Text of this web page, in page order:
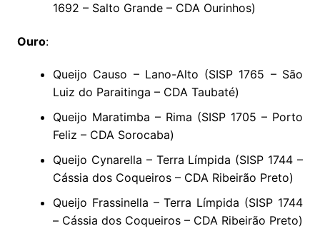
1692 – Salto Grande – CDA Ourinhos)
Ouro:
Queijo Causo – Lano-Alto (SISP 1765 – São
Luiz do Paraitinga – CDA Taubaté)
Queijo Maratimba – Rima (SISP 1705 – Porto
Feliz – CDA Sorocaba)
Queijo Cynarella – Terra Límpida (SISP 1744 –
Cássia dos Coqueiros – CDA Ribeirão Preto)
Queijo Frassinella – Terra Límpida (SISP 1744
– Cássia dos Coqueiros – CDA Ribeirão Preto)